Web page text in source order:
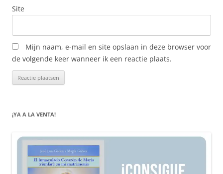
Site
Mijn naam, e-mail en site opslaan in deze browser voor
de volgende keer wanneer ik een reactie plaats.
¡YA A LA VENTA!